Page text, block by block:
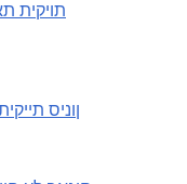
חלון
תיקיית